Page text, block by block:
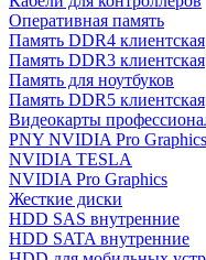
Оперативная память
Память DDR4 клиентская
Память DDR3 клиентская
Память для ноутбуков
Память DDR5 клиентская
Видеокарты
PNY NVIDIA Pro Graphics
NVIDIA TESLA
NVIDIA Pro Graphics
Жесткие диски
HDD SAS внутренние
HDD SATA внутренние